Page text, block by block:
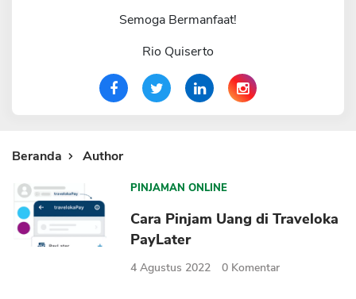
Semoga Bermanfaat!
Rio Quiserto
Beranda Author
PINJAMAN ONLINE
Cara Pinjam Uang di Traveloka
PayLater
4 Agustus 2022 0 Komentar